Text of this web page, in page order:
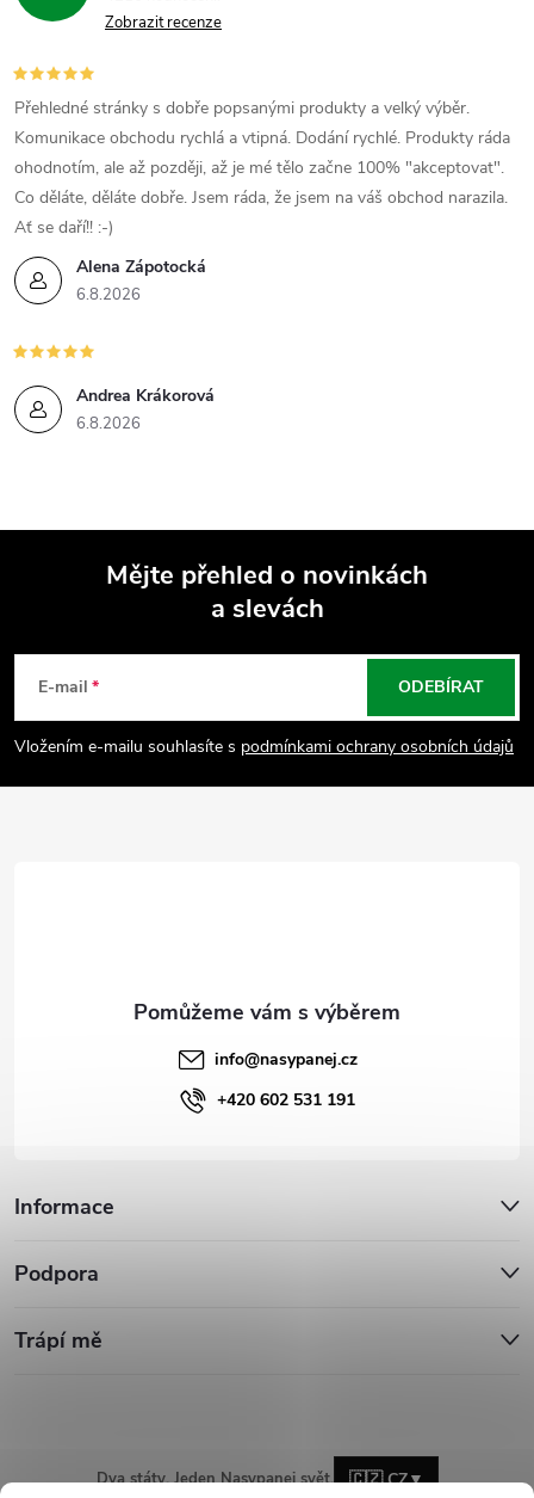
Zobrazit recenze
Alena Zápotocká
6.8.2026
Přehledné stránky s dobře popsanými produkty a velký výběr.
Komunikace obchodu rychlá a vtipná. Dodání rychlé. Produkty ráda
ohodnotím, ale až později, až je mé tělo začne 100% "akceptovat".
Co děláte, děláte dobře. Jsem ráda, že jsem na váš obchod narazila.
Ať se daří!! :-)
Andrea Krákorová
6.8.2026
p
a
Mějte přehled o novinkách
a slevách
E-mail
Vložením e-mailu souhlasíte s podmínkami ochrany osobních údajů
ODEBÍRAT
Informace
Podpora
Trápí mě
info@nasypanej.cz
+420 602 531 191
Dva státy. Jeden Nasypanej svět. 🇨🇿 CZ▼